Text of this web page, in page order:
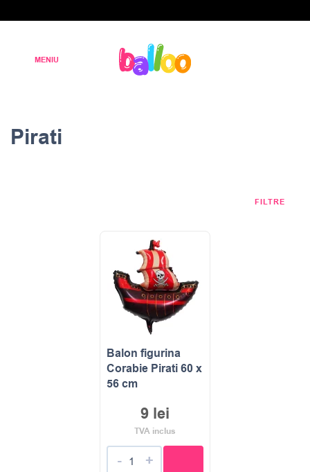
Pirati
FILTRE
Balon figurina
Corabie Pirati 60 x
56 cm
9 lei
TVA inclus
- +